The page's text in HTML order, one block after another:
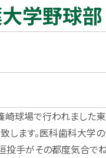
学野球
崎球場で行われました
します。医科歯科大学
投手がその都度気合で